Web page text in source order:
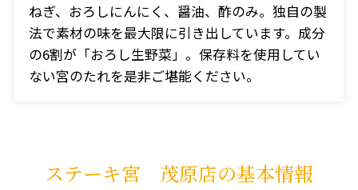
ねぎ、おろしにんにく、醤油、酢のみ。独自の製
法で素材の味を最大限に引き出しています。成分
の6割が「おろし生野菜」。保存料を使用してい
ない宮のたれを是非ご堪能ください。
ステーキ宮 茂原店の基本情報